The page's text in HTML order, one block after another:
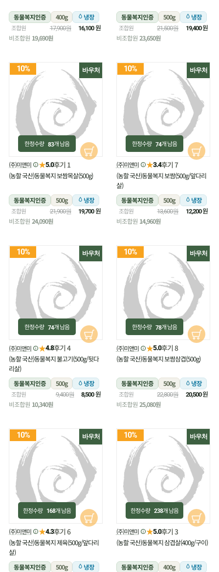
동물복지인증 500g 냉장
조합원 21,500원 19,400원
비조합원 23,650원
동물복지인증 400g 냉장
조합원 17,900원 16,100원
비조합원 19,690원
바우처
10%
한정수량 74개 남음
(주)미앤미 ★3.4후기 7
(농할 국산)동물복지 보쌈(500g/앞다리
살)
동물복지인증
500g 냉장
조합원 13,600원 12,200원
비조합원 14,960원
바우처
10%
한정수량 83개 남음
(주)미앤미 ★5.0후기 1
(농할 국산)동물복지 보쌈목살(500g)
동물복지인증 500g 냉장
조합원 21,900원 19,700원
비조합원 24,090원
바우처
10%
한정수량 78개 남음
(주)미앤미 ★5.0후기 8
(농할 국산)동물복지 보쌈삼겹(500g)
동물복지인증 500g 냉장
조합원 22,800원 20,500원
비조합원 25,080원
바우처
10%
한정수량 74개 남음
(주)미앤미 ★4.8후기 4
(농할 국산)동물복지 불고기(500g/뒷다
리살)
동물복지인증
500g 냉장
조합원 9,400원 8,500원
비조합원 10,340원
바우처
10%
한정수량 238개 남음
(주)미앤미 ★5.0후기 3
(농할 국산)동물복지 삼겹살(400g/구이)
동물복지인증 400g 냉장
바우처
10%
한정수량 168개 남음
(주)미앤미 ★4.3후기 6
(농할 국산)동물복지 제육(500g/앞다리
살)
동물복지인증
500g 냉장